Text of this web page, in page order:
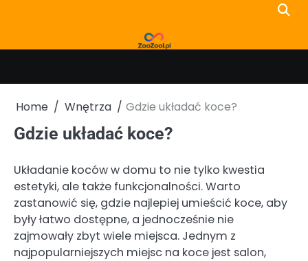
Home Wnętrza Gdzie układać koce?
Gdzie układać koce?
Układanie koców w domu to nie tylko kwestia
estetyki, ale także funkcjonalności. Warto
zastanowić się, gdzie najlepiej umieścić koce, aby
były łatwo dostępne, a jednocześnie nie
zajmowały zbyt wiele miejsca. Jednym z
najpopularniejszych miejsc na koce jest salon,